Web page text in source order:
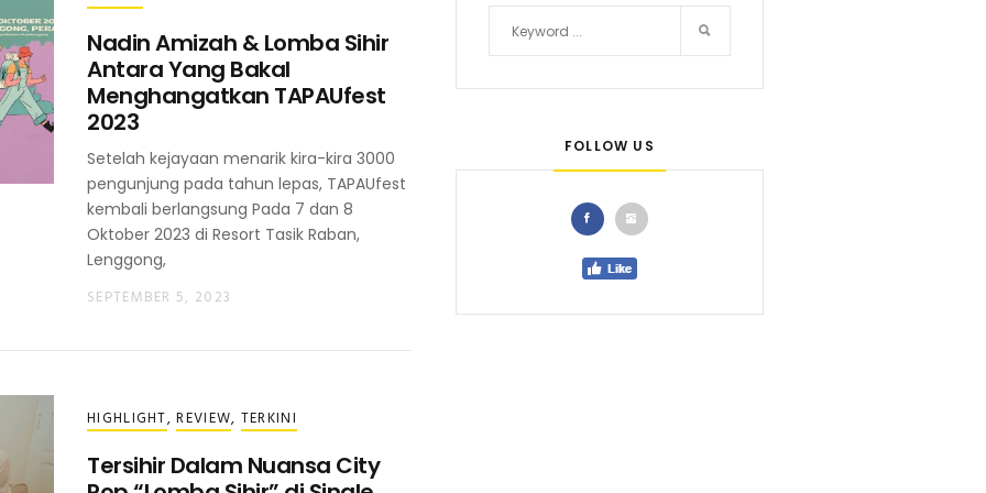
Nadin Amizah & Lomba Sihir
Antara Yang Bakal
Menghangatkan TAPAUfest
2023
Setelah kejayaan menarik kira-kira 3000
pengunjung pada tahun lepas, TAPAUfest
kembali berlangsung Pada 7 dan 8
Oktober 2023 di Resort Tasik Raban,
Lenggong,
SEPTEMBER 5, 2023
HIGHLIGHT,REVIEW, TERKINI
Tersihir Dalam Nuansa City
FOLLOW US